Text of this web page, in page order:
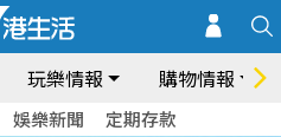
玩樂情報 購物情報
娛樂新聞 定期存款